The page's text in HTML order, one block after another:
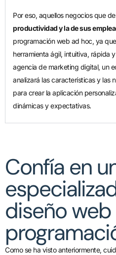
Por eso, aquellos negocios que
productividad y la de sus
programación web ad hoc, ya
herramienta ágil, intuitiva, rápida
agencia de marketing digital, un
analizará las características y las
para crear la aplicación
dinámicas y expectativas.
Confía en
diseño
Como se ha visto anteriormente,